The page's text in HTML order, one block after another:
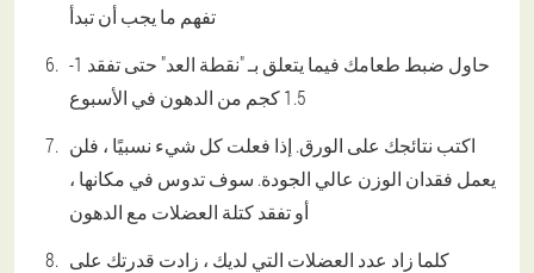
تفهم ما يجب أن تبدأ
حاول ضبط طعامك فيما يتعلق بـ "نقطة العد" حتى تفقد 1-
1.5 كجم من الدهون في الأسبوع
اكتب نتائجك على الورق. إذا فعلت كل شيء نسبيًا ، فلن
يعمل فقدان الوزن عالي الجودة. سوف تدوس في مكانها ،
أو تفقد كتلة العضلات مع الدهون
كلما زاد عدد العضلات التي لديك ، زادت قدرتك على